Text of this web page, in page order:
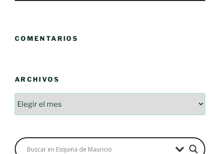
COMENTARIOS
ARCHIVOS